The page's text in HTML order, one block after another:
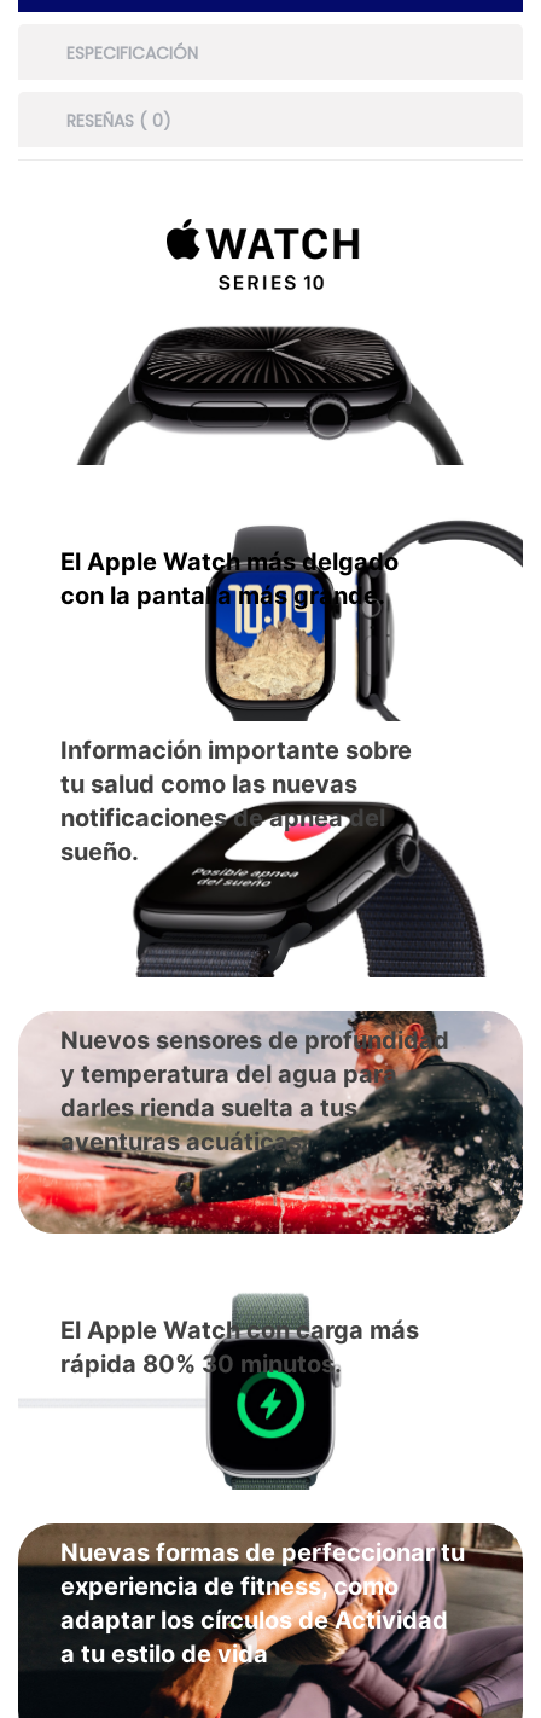
ESPECIFICACIÓN
RESEÑAS ( 0)
El Apple Watch más delgado
con la pantalla más grande.
Información importante sobre
tu salud como las nuevas
notificaciones de apnea del
sueño.
Nuevos sensores de profundidad
y temperatura del agua para
darles rienda suelta a tus
aventuras acuáticas.
El Apple Watch con carga más
rápida 80% 30 minutos.
Nuevas formas de perfeccionar tu
experiencia de fitness, como
adaptar los círculos de Actividad
a tu estilo de vida